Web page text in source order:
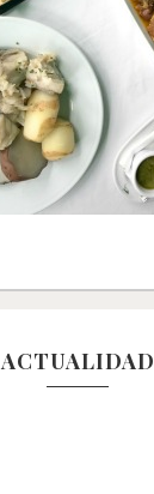
ACTUALIDAD